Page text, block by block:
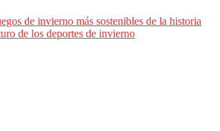
de invierno más sostenibles de la historia
de los deportes de invierno